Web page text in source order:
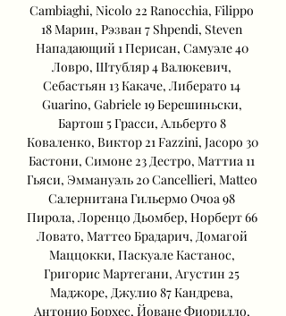
Cambiaghi, Nicolo 22 Ranocchia, Filippo
18 Марин, Рэзван 7 Shpendi, Steven
Нападающий 1 Перисан, Самуэле 40
Ловро, Штубляр 4 Валюкевич,
Себастьян 13 Какаче, Либерато 14
Guarino, Gabriele 19 Берешиньски,
Бартош 5 Грасси, Альберто 8
Коваленко, Виктор 21 Fazzini, Jacopo 30
Бастони, Симоне 23 Дестро, Маттиа 11
Гьяси, Эммануэль 20 Cancellieri, Matteo
Салернитана Гильермо Очоа 98
Пирола, Лоренцо Дьомбер, Норберт 66
Ловато, Маттео Брадарич, Домагой
Маццокки, Паскуале Кастанос,
Григорис Мартегани, Агустин 25
Маджоре, Джулио 87 Кандрева,
Антонио Борхес, Йоване Фиорилло,